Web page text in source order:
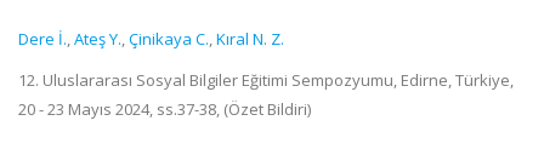
Dere İ.,Ateş Y.,Çinikaya C.,Kıral N. Z.
12. Uluslararası Sosyal Bilgiler Eğitimi Sempozyumu, Edirne, Türkiye,
20 - 23 Mayıs 2024, ss.37-38, (Özet Bildiri)